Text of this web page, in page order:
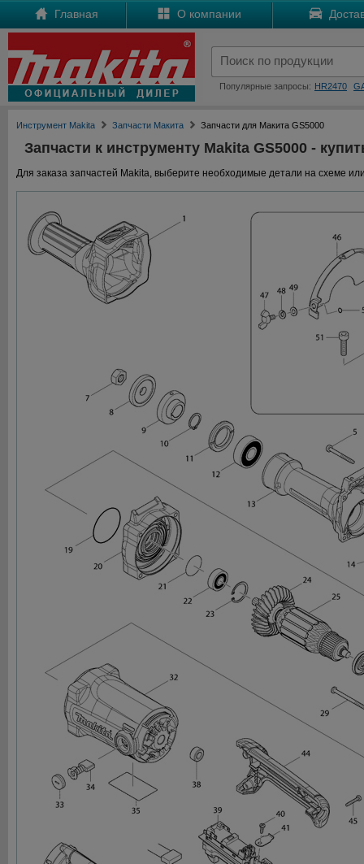
Главная О компании
Популярные запросы: HR2470
Инструмент Makita Запчасти Макита Запчасти для Макита GS5000
Запчасти к инструменту Makita GS5000 -
Для заказа запчастей Makita, выберите необходимые детали на схеме